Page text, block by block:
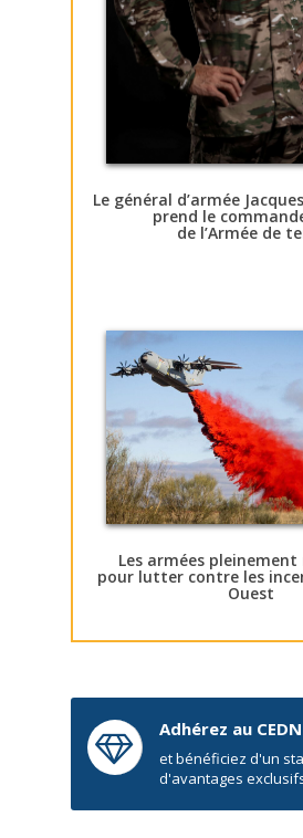
Le général d’armée
prend le
de l’Armée de
Les armées pleinement
pour lutter contre les
Ouest
Adhérez au CEDN
et bénéficiez d'un
d'avantages